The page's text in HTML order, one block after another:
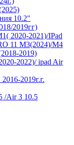
10.2"
2019гг)
2020-2021)/IPad
11 M3(2024)/M4
2019)
2022)/ ipad Air
2019г.г.
/Air 3 10.5